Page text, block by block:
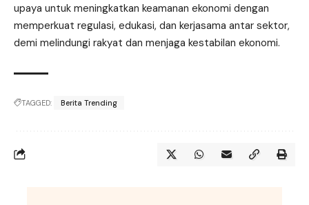
upaya untuk meningkatkan keamanan ekonomi dengan
memperkuat regulasi, edukasi, dan kerjasama antar sektor,
demi melindungi rakyat dan menjaga kestabilan ekonomi.
TAGGED: Berita Trending